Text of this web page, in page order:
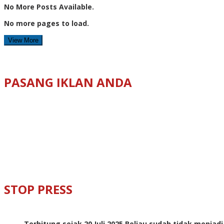
No More Posts Available.
No more pages to load.
View More
PASANG IKLAN ANDA
STOP PRESS